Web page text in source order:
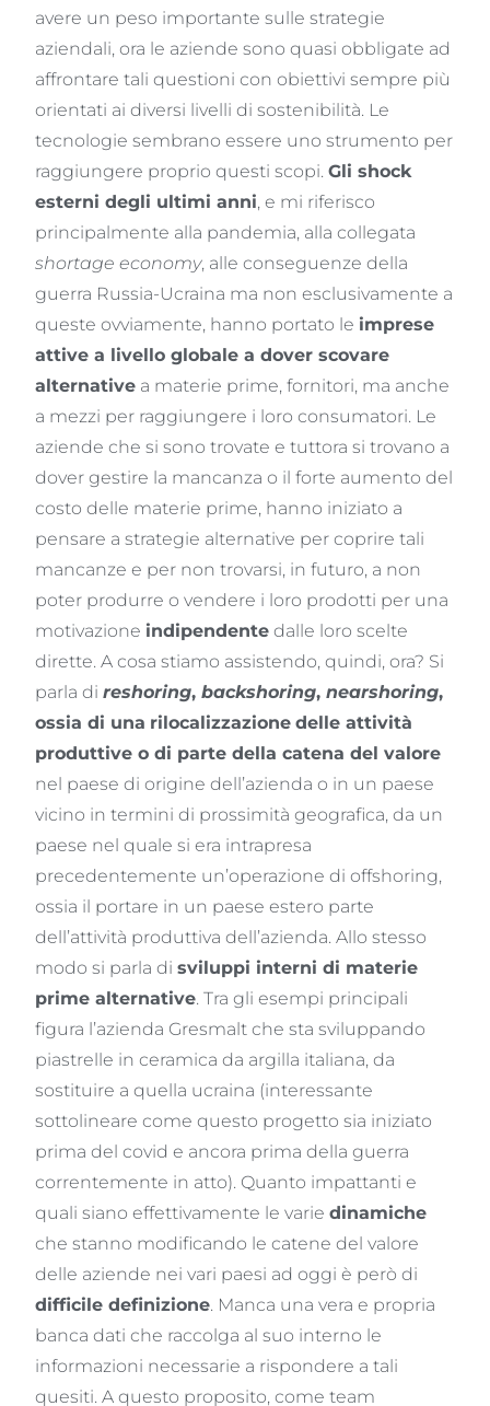
avere un peso importante sulle strategie
aziendali, ora le aziende sono quasi obbligate ad
affrontare tali questioni con obiettivi sempre più
orientati ai diversi livelli di sostenibilità. Le
tecnologie sembrano essere uno strumento per
raggiungere proprio questi scopi.Gli shock
esterni degli ultimi anni, e mi riferisco
principalmente alla pandemia, alla collegata
shortage economy, alle conseguenze della
guerra Russia-Ucraina ma non esclusivamente a
queste ovviamente, hanno portato le imprese
attive a livello globale a dover scovare
alternative a materie prime, fornitori, ma anche
a mezzi per raggiungere i loro consumatori. Le
aziende che si sono trovate e tuttora si trovano a
dover gestire la mancanza o il forte aumento del
costo delle materie prime, hanno iniziato a
pensare a strategie alternative per coprire tali
mancanze e per non trovarsi, in futuro, a non
poter produrre o vendere i loro prodotti per una
motivazione indipendente dalle loro scelte
dirette. A cosa stiamo assistendo, quindi, ora? Si
parla direshoring,backshoring,nearshoring,
ossia di una rilocalizzazione delle attività
produttive o di parte della catena del valore
nel paese di origine dell’azienda o in un paese
vicino in termini di prossimità geografica, da un
paese nel quale si era intrapresa
precedentemente un’operazione di offshoring,
ossia il portare in un paese estero parte
dell’attività produttiva dell’azienda. Allo stesso
modo si parla disviluppi interni di materie
prime alternative. Tra gli esempi principali
figura l’azienda Gresmalt che sta sviluppando
piastrelle in ceramica da argilla italiana, da
sostituire a quella ucraina (interessante
sottolineare come questo progetto sia iniziato
prima del covid e ancora prima della guerra
correntemente in atto). Quanto impattanti e
quali siano effettivamente le variedinamiche
che stanno modificando le catene del valore
delle aziende nei vari paesi ad oggi è però di
difficile definizione. Manca una vera e propria
banca dati che raccolga al suo interno le
informazioni necessarie a rispondere a tali
quesiti. A questo proposito, come team